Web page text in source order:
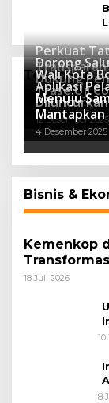
Teknologi
Perkuat
Luncurkan
8 Juli 2026
Dorong
Dukung
8 April 2026
Wali Kota
Trase Uji
7 Januari 2026
Aplikasi
Lebih
12 Desember 2025
Menuju
Mantapkan
4 Desember 2025
Bisnis &
Kemenkop
18 Juli 2026
8